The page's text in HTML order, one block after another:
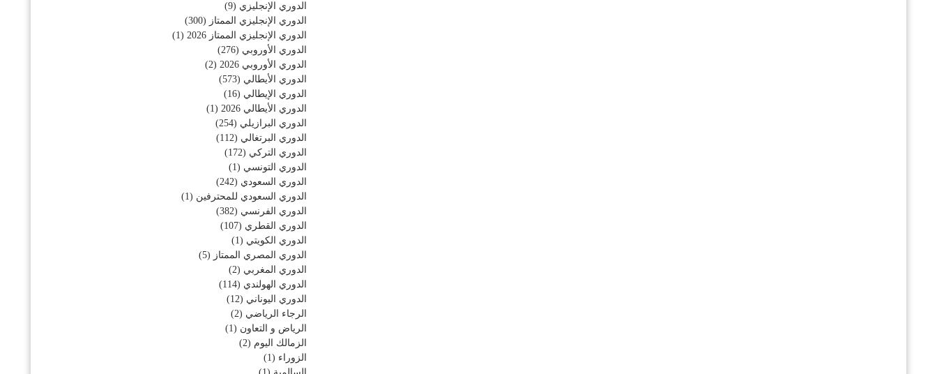
الدوري الإنجليزي (9)
الدوري الإنجليزي الممتاز (300)
الدوري الإنجليزي الممتاز 2026
(1)
الدوري الأوروبي (276)
الدوري الأوروبي 2026
(2)
الدوري الأيطالي (573)
الدوري الإيطالي (16)
الدوري الأيطالي 2026
(1)
الدوري البرازيلي (254)
الدوري البرتغالي (112)
الدوري التركي (172)
الدوري التونسي (1)
الدوري السعودي (242)
الدوري السعودي للمحترفين (1)
الدوري الفرنسي (382)
الدوري القطري (107)
الدوري الكويتي (1)
الدوري المصري الممتاز (5)
الدوري المغربي (2)
الدوري الهولندي (114)
الدوري اليوناني (12)
الرجاء الرياضي (2)
الرياض و التعاون (1)
الزمالك اليوم (2)
الزوراء (1)